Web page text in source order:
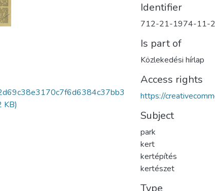
Identifier
712-21-1974-11-
Is part of
Közlekedési hírlap
Access rights
https://
Subject
park
kert
kertépítés
kertészet
Type